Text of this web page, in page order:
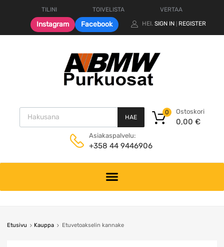
TILINI TOIVELISTA VERTAA
Instagram Facebook HEI. SIGN IN REGISTER
Products search
HAE
Ostoskori
0,00 €
0
Asiakaspalvelu:
+358 44 9446906
content
Etusivu Kauppa Etuvetoakselin kannake